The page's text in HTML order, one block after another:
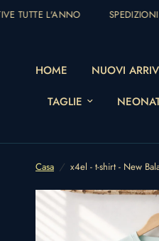
TUTTE L'ANNO
HOME NUOVI
TAGLIE
Casa / x4el - t-shirt - New